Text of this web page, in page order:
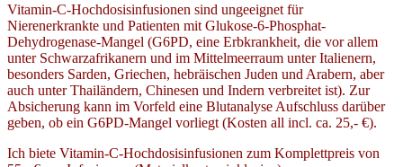
Vitamin-C-Hochdosisinfusionen sind ungeeignet für
Nierenerkrankte und Patienten mit Glukose-6-Phosphat-
Dehydrogenase-Mangel (G6PD, eine Erbkrankheit, die vor allem
unter Schwarzafrikanern und im Mittelmeerraum unter Italienern,
besonders Sarden, Griechen, hebräischen Juden und Arabern, aber
auch unter Thailändern, Chinesen und Indern verbreitet ist). Zur
Absicherung kann im Vorfeld eine Blutanalyse Aufschluss darüber
geben, ob ein G6PD-Mangel vorliegt (Kosten all incl. ca. 25,- €).
Ich biete Vitamin-C-Hochdosisinfusionen zum Komplettpreis von